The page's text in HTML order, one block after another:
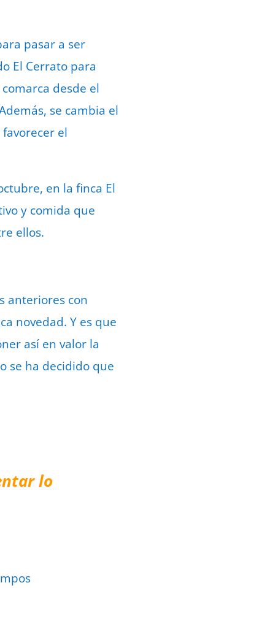
pasar a ser
El Cerrato para
desde el
se cambia el
el
en la finca El
y comida que
ellos.
anteriores con
novedad. Y es que
así en valor la
se ha decidido que
lo